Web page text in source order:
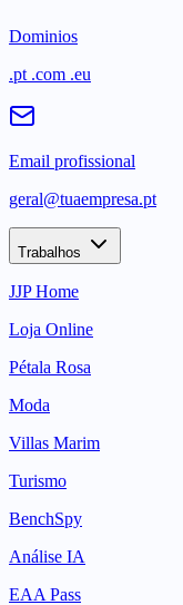
Dominios
.pt .com .eu
Email profissional
geral@tuaempresa.pt
Trabalhos
JJP Home
Loja Online
Pétala Rosa
Moda
Villas Marim
Turismo
BenchSpy
Análise IA
EAA Pass